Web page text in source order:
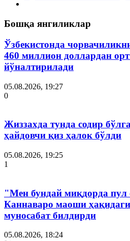
Бошқа янгиликлар
Ўзбекистонда
460 миллион доллардан
йўналтирилади
05.08.2026, 19:27
0
Жиззахда тунда содир
ҳайдовчи қиз ҳалок бўлди
05.08.2026, 19:25
1
"Мен бундай миқдорда
Каннаваро маоши
муносабат билдирди
05.08.2026, 18:24